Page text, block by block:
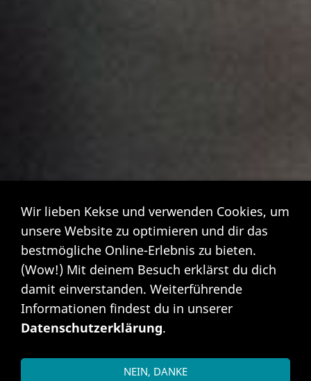
Wir lieben Kekse und verwenden Cookies, um
unsere Website zu optimieren und dir das
bestmögliche Online-Erlebnis zu bieten.
(Wow!) Mit deinem Besuch erklärst du dich
damit einverstanden. Weiterführende
Informationen findest du in unserer
Datenschutzerklärung.
NEIN, DANKE